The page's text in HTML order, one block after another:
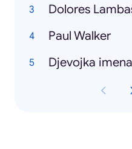
Dolores
Paul Walker
Djevojka